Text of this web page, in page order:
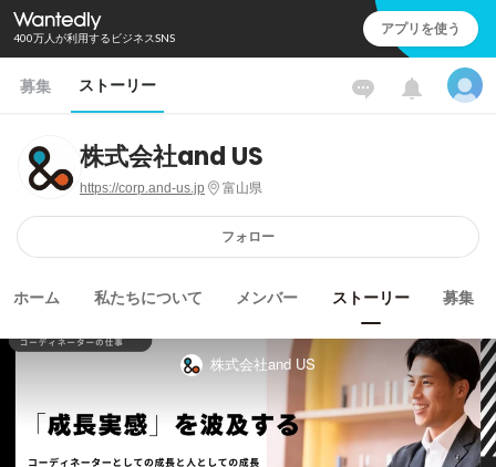
400万人が利用するビジネスSNS アプリを使う
募集 ストーリー
株式会社and US
https://corp.and-us.jp 富山県
フォロー
ホーム 私たちについて メンバー ストーリー 募集
株式会社and US